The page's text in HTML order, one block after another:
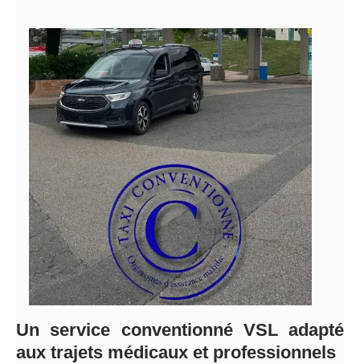
Un service conventionné VSL adapté
aux trajets médicaux et professionnels